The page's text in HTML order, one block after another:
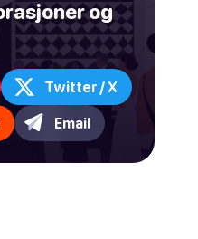
og
Twitter / X
Email